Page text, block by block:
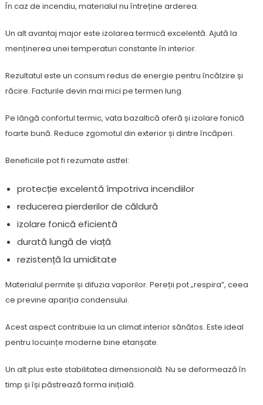
În caz de incendiu, materialul nu întreține arderea.
Un alt avantaj major este izolarea termică excelentă. Ajută la
menținerea unei temperaturi constante în interior.
Rezultatul este un consum redus de energie pentru încălzire și
răcire. Facturile devin mai mici pe termen lung.
Pe lângă confortul termic, vata bazaltică oferă și izolare fonică
foarte bună. Reduce zgomotul din exterior și dintre încăperi.
Beneficiile pot fi rezumate astfel:
protecție excelentă împotriva incendiilor
reducerea pierderilor de căldură
izolare fonică eficientă
durată lungă de viață
rezistență la umiditate
Materialul permite și difuzia vaporilor. Pereții pot „respira”, ceea
ce previne apariția condensului.
Acest aspect contribuie la un climat interior sănătos. Este ideal
pentru locuințe moderne bine etanșate.
Un alt plus este stabilitatea dimensională. Nu se deformează în
timp și își păstrează forma inițială.